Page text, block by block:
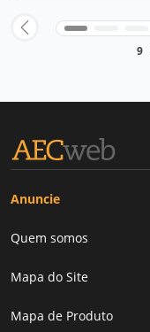
9
Anuncie
Quem somos
Mapa do Site
Mapa de Produto